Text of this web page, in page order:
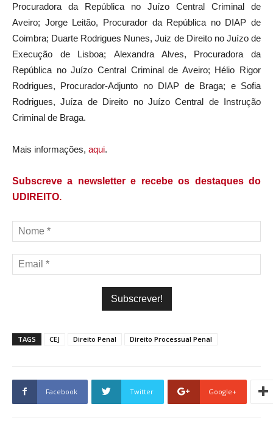
Procuradora da República no Juízo Central Criminal de
Aveiro; Jorge Leitão, Procurador da República no DIAP de
Coimbra; Duarte Rodrigues Nunes, Juiz de Direito no Juízo de
Execução de Lisboa; Alexandra Alves, Procuradora da
República no Juízo Central Criminal de Aveiro; Hélio Rigor
Rodrigues, Procurador-Adjunto no DIAP de Braga; e Sofia
Rodrigues, Juíza de Direito no Juízo Central de Instrução
Criminal de Braga.
Mais informações, aqui.
Subscreve a newsletter e recebe os destaques do
UDIREITO.
TAGS CEJ Direito Penal Direito Processual Penal
Facebook Twitter Google+